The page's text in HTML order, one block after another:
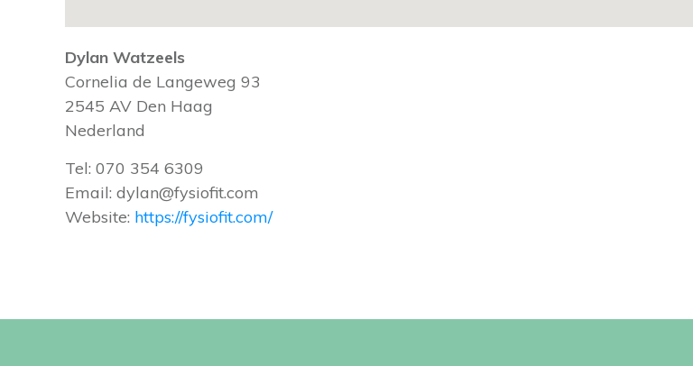
Dylan Watzeels
Cornelia de Langeweg 93
2545 AV Den Haag
Nederland
Tel: 070 354 6309
Email: dylan@fysiofit.com
Website: https://fysiofit.com/